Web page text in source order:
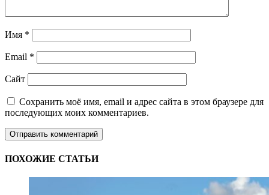
Имя *
Email *
Сайт
Сохранить моё имя, email и адрес сайта в этом браузере для
последующих моих комментариев.
ПОХОЖИЕ СТАТЬИ